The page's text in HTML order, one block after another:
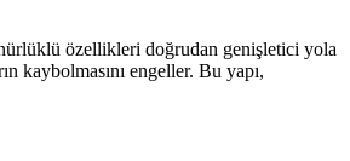
özellikleri doğrudan genişletici yola
kaybolmasını engeller. Bu yapı,